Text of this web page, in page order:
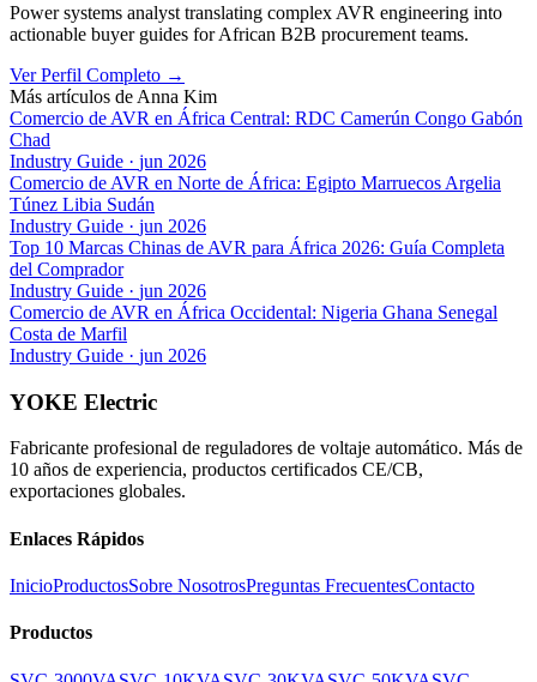
Power systems analyst translating complex AVR engineering into
actionable buyer guides for African B2B procurement teams.
Ver Perfil Completo →
Más artículos de Anna Kim
Comercio de AVR en África Central: RDC Camerún Congo Gabón
Chad
Industry Guide · jun 2026
Comercio de AVR en Norte de África: Egipto Marruecos Argelia
Túnez Libia Sudán
Industry Guide · jun 2026
Top 10 Marcas Chinas de AVR para África 2026: Guía Completa
del Comprador
Industry Guide · jun 2026
Comercio de AVR en África Occidental: Nigeria Ghana Senegal
Costa de Marfil
Industry Guide · jun 2026
YOKE Electric
Fabricante profesional de reguladores de voltaje automático. Más de
10 años de experiencia, productos certificados CE/CB,
exportaciones globales.
Enlaces Rápidos
InicioProductosSobre NosotrosPreguntas FrecuentesContacto
Productos